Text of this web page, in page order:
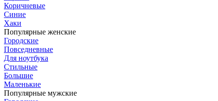
Коричневые
Синие
Хаки
Популярные женские
Городские
Повседневные
Для ноутбука
Стильные
Большие
Маленькие
Популярные мужские